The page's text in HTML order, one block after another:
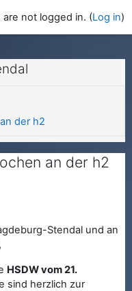
search input
are not logged in. (Log in)
der h2
an der h2
Stendal und an
HSDW vom 21.
sind herzlich zur